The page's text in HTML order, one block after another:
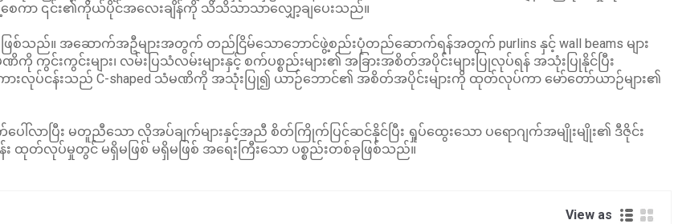
ကာ ၎င်း၏ကိုယ်ပိုင်အလေးချိန်ကို သိသိသာသာလျှော့ချပေးသည်။
ြစ်သည်။ အဆောက်အဦများအတွက် တည်ငြိမ်သောဘောင်ဖွဲ့စည်းပုံတည်ဆောက်ရန်အတွက် purlins နှင့် wall beams များ
ကွင်းများ၊ လမ်းပြသံလမ်းများနှင့် စက်ပစ္စည်းများ၏ အခြားအစိတ်အပိုင်းများပြုလုပ်ရန် အသုံးပြုနိုင်ပြီး
းလုပ်ငန်းသည် C-shaped သံမဏိကို အသုံးပြု၍ ယာဉ်ဘောင်၏ အစိတ်အပိုင်းများကို ထုတ်လုပ်ကာ မော်တော်ယာဉ်များ၏
ပေါ်လာပြီး မတူညီသော လိုအပ်ချက်များနှင့်အညီ စိတ်ကြိုက်ပြင်ဆင်နိုင်ပြီး ရှုပ်ထွေးသော ပရောဂျက်အမျိုးမျိုး၏ ဒီဇိုင်း
တ်လုပ်မှုတွင် မရှိမဖြစ် မရှိမဖြစ် အရေးကြီးသော ပစ္စည်းတစ်ခုဖြစ်သည်။
View as